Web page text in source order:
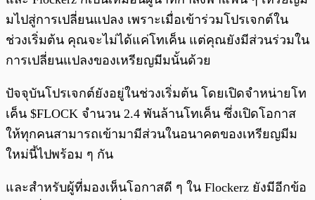
มไปสู่การเปลี่ยนแปลง เพราะเมื่อเข้าร่วมโปรเจกต์ใน
ช่วงเริ่มต้น คุณจะไม่ได้แค่โทเค็น แต่คุณยังมีส่วนร่วมใน
การเปลี่ยนแปลงของเหรียญมีมนั้นด้วย
ปัจจุบันโปรเจกต์ยังอยู่ในช่วงเริ่มต้น โดยเปิดจำหน่ายโท
เค็น $FLOCK จำนวน 2.4 พันล้านโทเค็น ซึ่งเปิดโอกาส
ให้ทุกคนสามารถเข้ามามีส่วนในอนาคตของเหรียญมีม
ใหม่นี้ไปพร้อม ๆ กัน
และสำหรับผู้ที่มองเห็นโอกาสดี ๆ ใน Flockerz ยังมีอีกข้อ